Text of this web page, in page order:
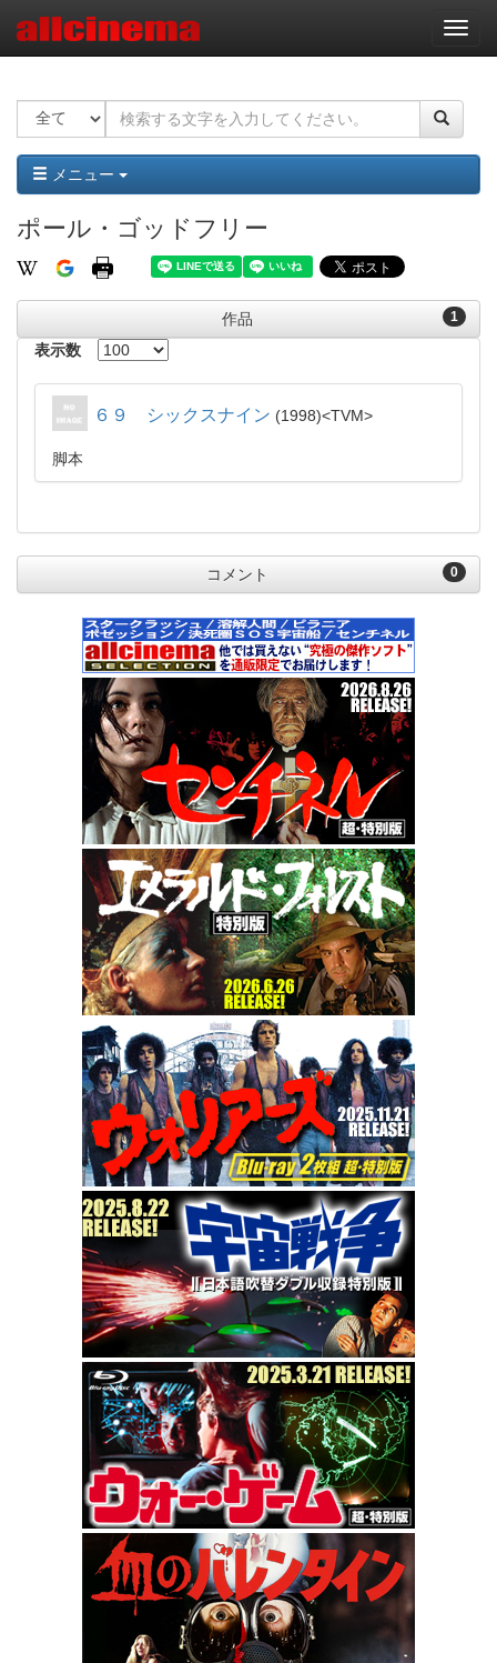
ナ
ビ
ー
ョ
ン
メニュー
ポール・ゴッドフリー
1
作品
表示数
６９ シックスナイン 1998 TVM
脚本
0
コメント